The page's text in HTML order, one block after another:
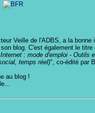
Veille de l'ADBS, a la bonne
blog. C'est également le titre
: mode d'emploi - Outils
temps réel)", co-édité par
au blog !